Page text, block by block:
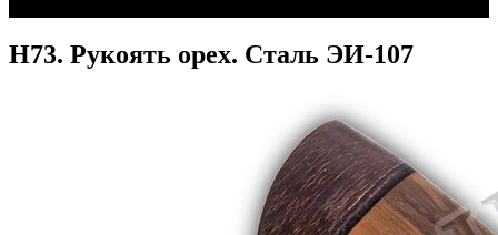
Н73. Рукоять орех. Сталь ЭИ-107